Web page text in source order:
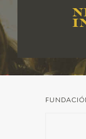
EL VIAJE DE GOYA
CATÁLOGO